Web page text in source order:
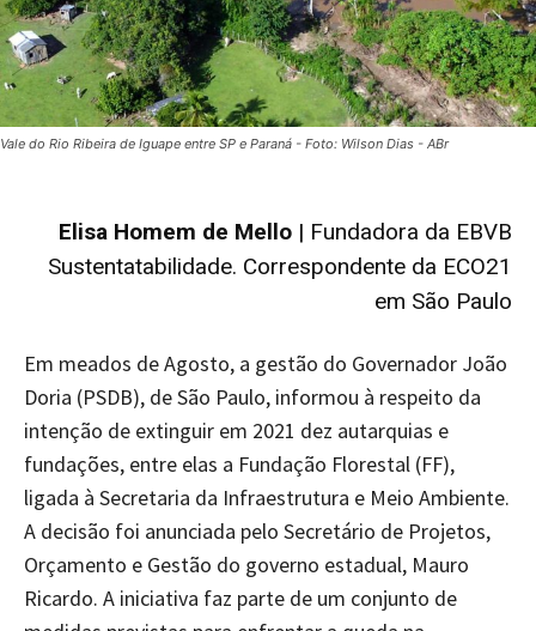
Vale do Rio Ribeira de Iguape entre SP e Paraná - Foto: Wilson Dias - ABr
Elisa Homem de Mello | Fundadora da EBVB
Sustentatabilidade. Correspondente da ECO21
em São Paulo
Em meados de Agosto, a gestão do Governador João
Doria (PSDB), de São Paulo, informou à respeito da
intenção de extinguir em 2021 dez autarquias e
fundações, entre elas a Fundação Florestal (FF),
ligada à Secretaria da Infraestrutura e Meio Ambiente.
A decisão foi anunciada pelo Secretário de Projetos,
Orçamento e Gestão do governo estadual, Mauro
Ricardo. A iniciativa faz parte de um conjunto de